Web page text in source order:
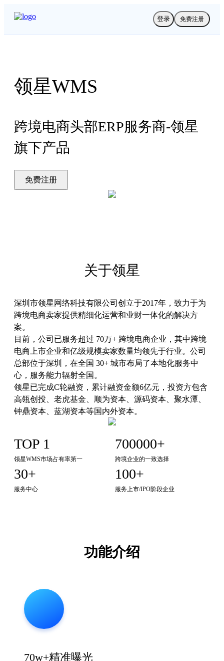
登录 免费注册
领星WMS
跨境电商头部ERP服务商-领星
旗下产品
免费注册
关于领星
深圳市领星网络科技有限公司创立于2017年，致力于为
跨境电商卖家提供精细化运营和业财一体化的解决方
案。
目前，公司已服务超过 70万+ 跨境电商企业，其中跨境
电商上市企业和亿级规模卖家数量均领先于行业。公司
总部位于深圳，在全国 30+ 城市布局了本地化服务中
心，服务能力辐射全国。
领星已完成C轮融资，累计融资金额6亿元，投资方包含
高瓴创投、老虎基金、顺为资本、源码资本、聚水潭、
钟鼎资本、蓝湖资本等国内外资本。
TOP 1
领星WMS市场占有率第一
700000+
跨境企业的一致选择
30+
服务中心
100+
服务上市/IPO阶段企业
功能介绍
70w+精准曝光